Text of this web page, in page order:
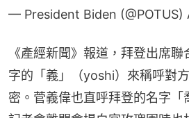
— President Biden (@POTUS)
《產經新聞》報道，拜登出席
字的「義」（yoshi）來稱呼對
密。菅義偉也直呼拜登的名字「